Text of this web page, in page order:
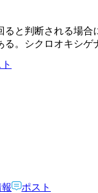
と判断される場
。シクロオキシ
ポスト